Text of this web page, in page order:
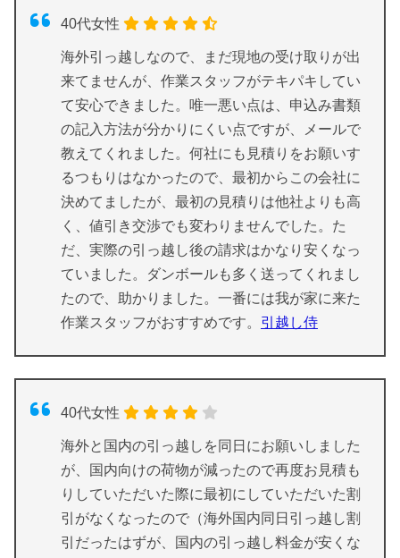
40代女性
海外引っ越しなので、まだ現地の受け取りが出
来てませんが、作業スタッフがテキパキしてい
て安心できました。唯一悪い点は、申込み書類
の記入方法が分かりにくい点ですが、メールで
教えてくれました。何社にも見積りをお願いす
るつもりはなかったので、最初からこの会社に
決めてましたが、最初の見積りは他社よりも高
く、値引き交渉でも変わりませんでした。た
だ、実際の引っ越し後の請求はかなり安くなっ
ていました。ダンボールも多く送ってくれまし
たので、助かりました。一番には我が家に来た
作業スタッフがおすすめです。 引越し侍
40代女性
海外と国内の引っ越しを同日にお願いしました
が、国内向けの荷物が減ったので再度お見積も
りしていただいた際に最初にしていただいた割
引がなくなったので（海外国内同日引っ越し割
引だったはずが、国内の引っ越し料金が安くな